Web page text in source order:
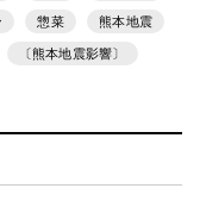
惣菜 熊本地震
〔熊本地震影響〕